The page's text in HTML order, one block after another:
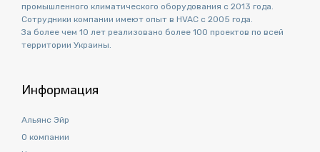
промышленного климатического оборудования с 2013 года.
Сотрудники компании имеют опыт в HVAC с 2005 года.
За более чем 10 лет реализовано более 100 проектов по всей
территории Украины.
Информация
Альянс Эйр
О компании